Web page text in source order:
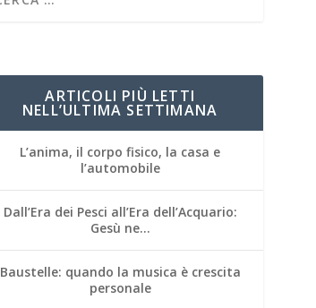
ARTICOLI PIÙ LETTI
NELL’ULTIMA SETTIMANA
L’anima, il corpo fisico, la casa e
l’automobile
Dall’Era dei Pesci all’Era dell’Acquario:
Gesù ne…
Baustelle: quando la musica è crescita
personale